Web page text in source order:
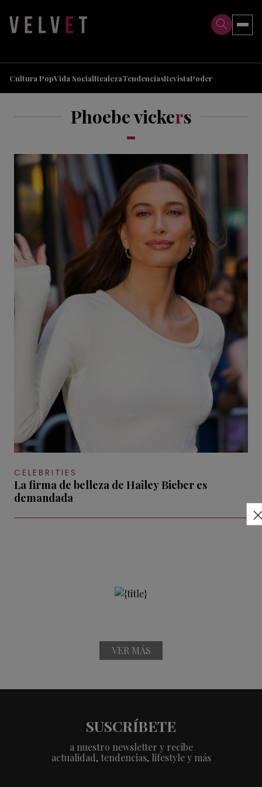
Cultura PopVida SocialRealezaTendenciasRevistaPoder
Phoebe vickers
CELEBRITIES
La firma de belleza de Hailey Bieber es
demandada
VER MÁS
SUSCRÍBETE
a nuestro newsletter y recibe
actualidad, tendencias, lifestyle y más